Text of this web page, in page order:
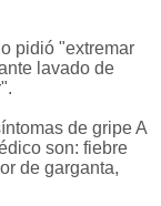
pidió "extremar
lavado de
de gripe A
son: fiebre
de garganta,